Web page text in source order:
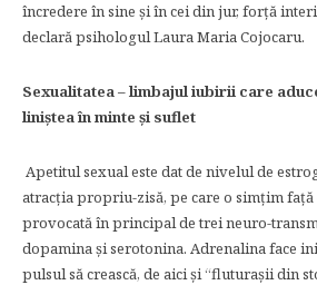
încredere în sine și în cei din jur, forță
declară psihologul Laura Maria Cojocaru.
Sexualitatea – limbajul iubirii care
liniștea în minte și suflet
Apetitul sexual este dat de nivelul de
atracția propriu-zisă, pe care o simțim față
provocată în principal de trei neuro-
dopamina și serotonina. Adrenalina face
pulsul să crească, de aici și “fluturașii din